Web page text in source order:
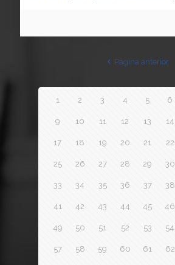
Página anterior
1 2 3 4 5 6
9 10 11 12 13 14
17 18 19 20 21 22
25 26 27 28 29 30
33 34 35 36 37 38
41 42 43 44 45 46
49 50 51 52 53 54
57 58 59 60 61 62